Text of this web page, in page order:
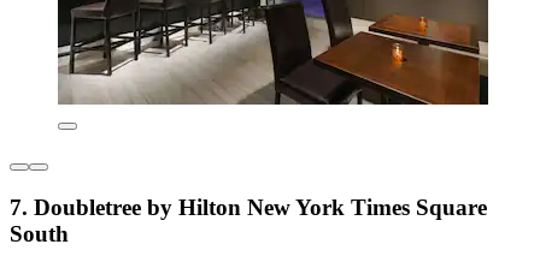
7. Doubletree by Hilton New York Times Square
South